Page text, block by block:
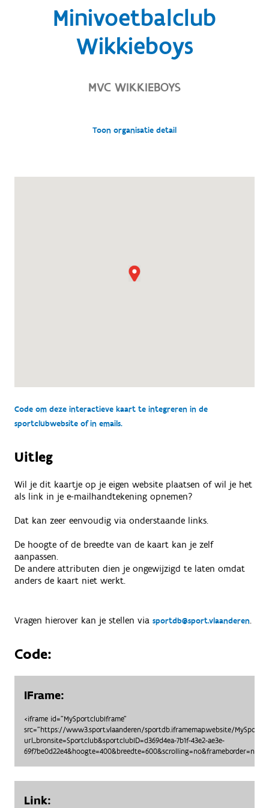
Minivoetbalclub
Wikkieboys
MVC WIKKIEBOYS
Toon organisatie detail
Code om deze interactieve kaart te integreren in de
sportclubwebsite of in emails.
Uitleg
Wil je dit kaartje op je eigen website plaatsen of wil je het
als link in je e-mailhandtekening opnemen?
Dat kan zeer eenvoudig via onderstaande links.
De hoogte of de breedte van de kaart kan je zelf
aanpassen.
De andere attributen dien je ongewijzigd te laten omdat
anders de kaart niet werkt.
Vragen hierover kan je stellen via sportdb@sport.vlaanderen.
Code:
IFrame:
<iframe id="MySportclubIframe"
src="https://www3.sport.vlaanderen/sportdb.iframemap.website/
url_bronsite=Sportclub&sportclubID=d369d4ea-7b1f-43e2-ae3e-
69f7be0d22e4&hoogte=400&breedte=600&scrolling=no&frameborder=no">
Link: